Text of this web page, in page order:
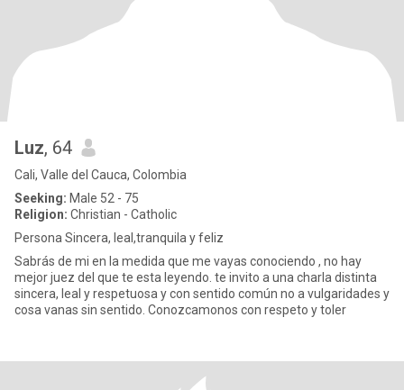
Luz, 64
Cali, Valle del Cauca, Colombia
Seeking: Male 52 - 75
Religion: Christian - Catholic
Persona Sincera, leal,tranquila y feliz
Sabrás de mi en la medida que me vayas conociendo , no hay
mejor juez del que te esta leyendo. te invito a una charla distinta
sincera, leal y respetuosa y con sentido común no a vulgaridades y
cosa vanas sin sentido. Conozcamonos con respeto y toler